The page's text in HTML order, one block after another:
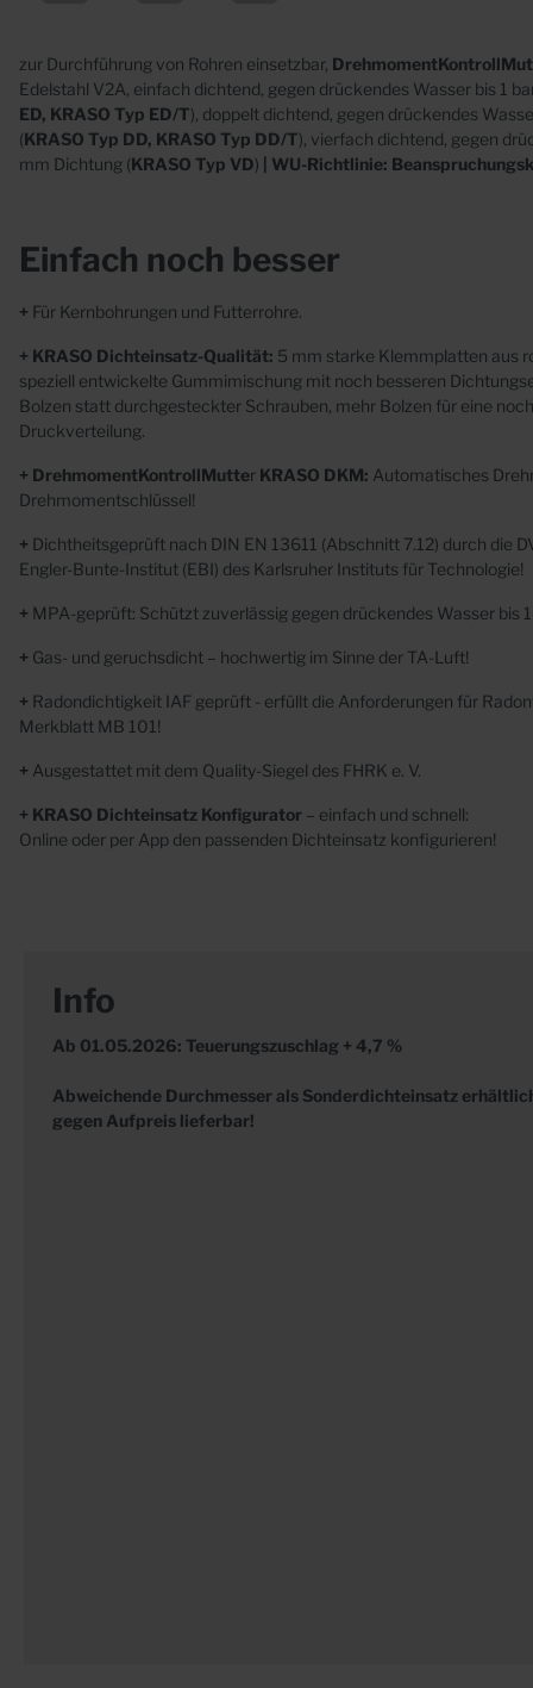
Mauerkragen
Edelstahl
Kunststoff
Beton
zur Durchführung von Rohren einsetzbar,
Edelstahl V2A, einfach dichtend, gegen drückendes Wasser bis 1
ED, KRASO Typ ED/T), doppelt dichtend, gegen drückendes
(KRASO Typ DD, KRASO Typ DD/T), vierfach dichtend, gegen
mm Dichtung (KRASO Typ VD) | WU-Richtlinie:
Einfach noch besser
+ Für Kernbohrungen und Futterrohre.
+ KRASO Dichteinsatz-Qualität: 5 mm starke Klemmplatten aus
speziell entwickelte Gummimischung mit noch besseren
Bolzen statt durchgesteckter Schrauben, mehr Bolzen für eine
Druckverteilung.
+ DrehmomentKontrollMutter KRASO DKM: Automatisches
Drehmomentschlüssel!
+ Dichtheitsgeprüft nach DIN EN 13611 (Abschnitt 7.12) durch die
Engler-Bunte-Institut (EBI) des Karlsruher Instituts für Technologie!
+ MPA-geprüft: Schützt zuverlässig gegen drückendes Wasser bis
+ Gas- und geruchsdicht – hochwertig im Sinne der TA-Luft!
+ Radondichtigkeit IAF geprüft - erfüllt die Anforderungen für
Merkblatt MB 101!
+ Ausgestattet mit dem Quality-Siegel des FHRK e. V.
+ KRASO Dichteinsatz Konfigurator – einfach und schnell:
Online oder per App den passenden Dichteinsatz konfigurieren!
Info
Ab 01.05.2026: Teuerungszuschlag + 4,7 %
Abweichende Durchmesser als Sonderdichteinsatz
gegen Aufpreis lieferbar!